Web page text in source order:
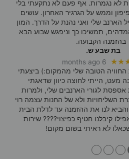
לא נגמרות. אף פעם לא נתקעתי בלי
וממש על הגרגיר האחרון. עושים
הארנב שלי ואני נהנת על הדרך. המון
תמשיכו כך וניפגש שבוע הבא
בהזמנה הקבועה.
בת שבע ש.
6 months ago
הטובה שלי מהמקום:) ביצעתי
מעט, הייתי לחוצה כיוון שדאגתי
לגורי הארנבים שלי, ולמרות
השליחויות ולא של החנות עצמה רוי
לנו את ההזמנה עד לדלת הבית
קיבלנו חטיף כפיצוי???? שירות
לא ראיתי בשום מקום!
●
●
●